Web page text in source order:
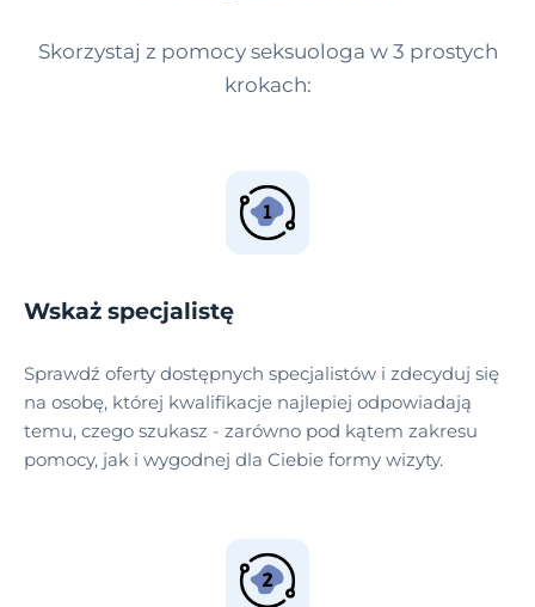
Skorzystaj z pomocy seksuologa w 3 prostych
krokach:
Wskaż specjalistę
Sprawdź oferty dostępnych specjalistów i zdecyduj się
na osobę, której kwalifikacje najlepiej odpowiadają
temu, czego szukasz - zarówno pod kątem zakresu
pomocy, jak i wygodnej dla Ciebie formy wizyty.